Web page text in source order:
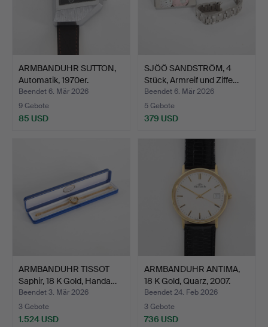
ARMBANDUHR SUTTON,
Automatik, 1970er.
Beendet 6. Mär 2026
9 Gebote
85 USD
SJÖÖ SANDSTRÖM, 4
Stück, Armreif und Ziffe…
Beendet 6. Mär 2026
5 Gebote
379 USD
ARMBANDUHR TISSOT
Saphir, 18 K Gold, Handa…
Beendet 3. Mär 2026
3 Gebote
1.524 USD
ARMBANDUHR ANTIMA,
18 K Gold, Quarz, 2007.
Beendet 24. Feb 2026
3 Gebote
736 USD